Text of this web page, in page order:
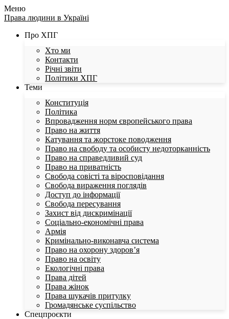
Меню
Права людини в Україні
Про ХПГ
Хто ми
Контакти
Річні звіти
Політики ХПГ
Теми
Конституція
Політика
Впровадження норм європейського права
Право на життя
Катування та жорстоке поводження
Право на свободу та особисту недоторканність
Право на справедливий суд
Право на приватність
Свобода совісті та віросповідання
Свобода вираження поглядів
Доступ до інформації
Свобода пересування
Захист від дискримінації
Соціально-економічні права
Армія
Кримінально-виконавча система
Право на охорону здоров’я
Право на освіту
Екологічні права
Права дітей
Права жінок
Права шукачів притулку
Громадянське суспільство
Спецпроєкти